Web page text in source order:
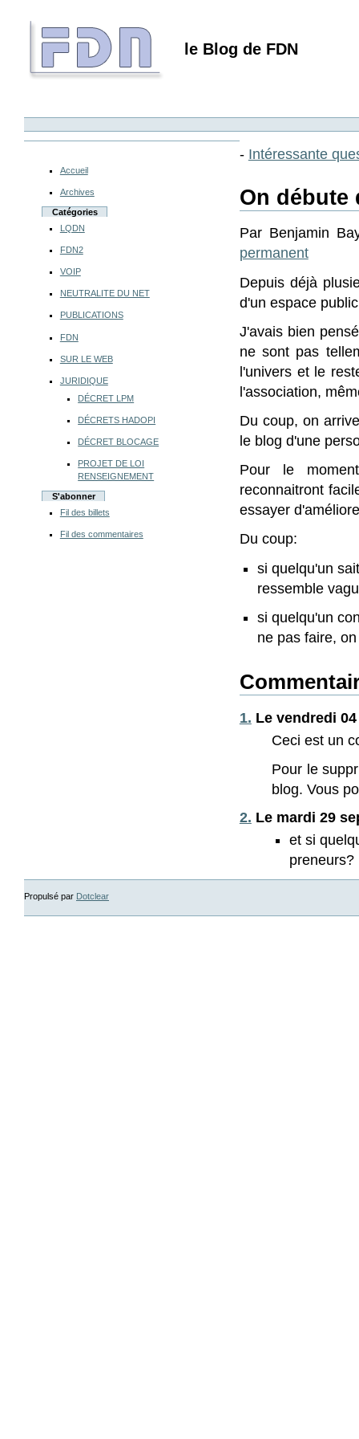
le Blog de FDN
- Intéressante
On débute
Par Benjamin
permanent
Depuis déjà
d'un espace
J'avais bien
ne sont pas
l'univers et le
l'association,
Du coup, on
le blog d'une
Pour le
reconnaitront
essayer
Du coup:
si quelqu'un
ressemble
si quelqu'un
ne pas faire,
1. Le vendredi
Ceci est un
Pour le
blog. Vous
2. Le mardi 29
et si
preneurs?
Accueil
Archives
Catégories
LQDN
FDN2
VOIP
NEUTRALITE DU NET
PUBLICATIONS
FDN
SUR LE WEB
JURIDIQUE
DÉCRET LPM
DÉCRETS HADOPI
DÉCRET BLOCAGE
PROJET DE LOI
RENSEIGNEMENT
S'abonner
Fil des billets
Fil des commentaires
Propulsé par Dotclear